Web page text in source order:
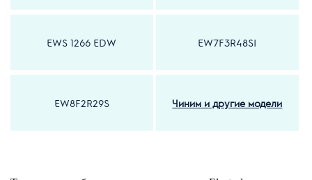
EWS 1266 EDW EW7F3R48SI
EW8F2R29S Чиним и другие модели